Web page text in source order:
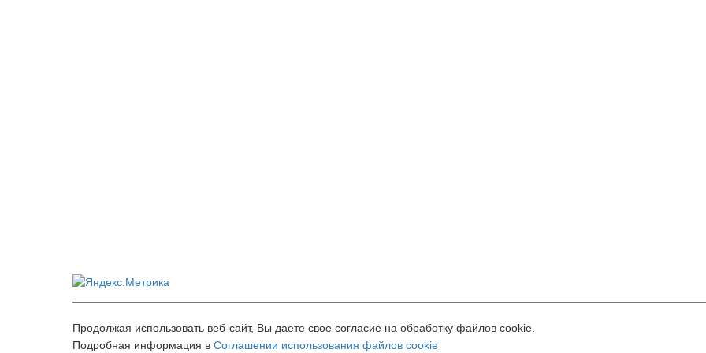
вы принимаете оферту.Информация о cookies
Продолжая использовать веб-сайт, Вы даете свое согласие на обработку файлов cookie.
Подробная информация в Соглашении использования файлов cookie